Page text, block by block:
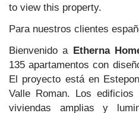
to view this property.
Para nuestros clientes
Bienvenido a Etherna
135 apartamentos con
El proyecto está en
Valle Roman. Los
viviendas amplias y